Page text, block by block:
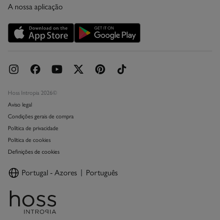
Cartão Presente Online
Promoções vigentes
Livro de Reclamações online
A nossa aplicação
Hoss Intropia 2026©
Aviso legal
Condições gerais de compra
Política de privacidade
Política de cookies
Definições de cookies
Portugal - Azores Português